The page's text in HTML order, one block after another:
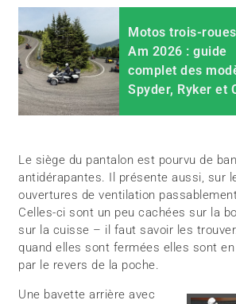
Motos trois-
Am 2026 : guide
complet des
Spyder, Ryker et
Le siège du pantalon est pourvu de
antidérapantes. Il présente aussi, sur
ouvertures de ventilation
Celles-ci sont un peu cachées sur la
sur la cuisse – il faut savoir les
quand elles sont fermées elles sont
par le revers de la poche.
Une bavette arrière avec